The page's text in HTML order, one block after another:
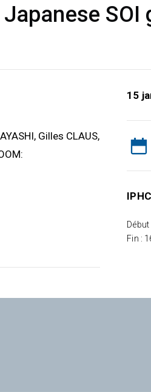
SOI
Gilles CLAUS,
15
IPHC
Fin :